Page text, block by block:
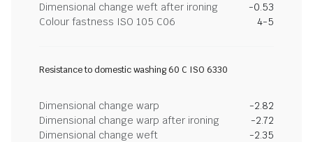
Dimensional change weft after ironing
-0.53
Colour fastness ISO 105 C06
4-5
Resistance to domestic washing 60 C ISO 6330
Dimensional change warp
-2.82
Dimensional change warp after ironing
-2.72
Dimensional change weft
-2.35